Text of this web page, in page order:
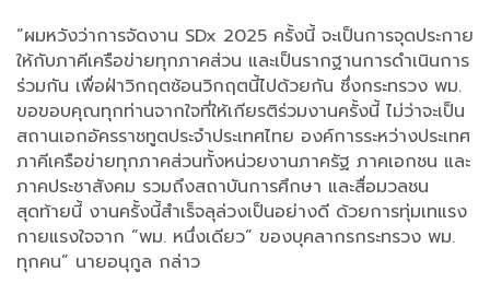
”ผมหวังว่าการจัดงาน SDx 2025 ครั้งนี้ จะเป็นการจุดประกาย
ให้กับภาคีเครือข่ายทุกภาคส่วน และเป็นรากฐานการดำเนินการ
ร่วมกัน เพื่อฝ่าวิกฤตซ้อนวิกฤตนี้ไปด้วยกัน ซึ่งกระทรวง พม.
ขอขอบคุณทุกท่านจากใจที่ให้เกียรติร่วมงานครั้งนี้ ไม่ว่าจะเป็น
สถานเอกอัครราชทูตประจำประเทศไทย องค์การระหว่างประเทศ
ภาคีเครือข่ายทุกภาคส่วนทั้งหน่วยงานภาครัฐ ภาคเอกชน และ
ภาคประชาสังคม รวมถึงสถาบันการศึกษา และสื่อมวลชน
สุดท้ายนี้ งานครั้งนี้สำเร็จลุล่วงเป็นอย่างดี ด้วยการทุ่มเทแรง
กายแรงใจจาก ”พม. หนึ่งเดียว” ของบุคลากรกระทรวง พม.
ทุกคน” นายอนุกูล กล่าว